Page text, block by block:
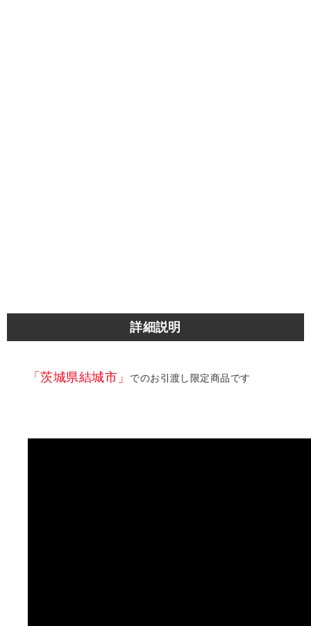
詳細説明
「茨城県結城市」 でのお引渡し限定商品です